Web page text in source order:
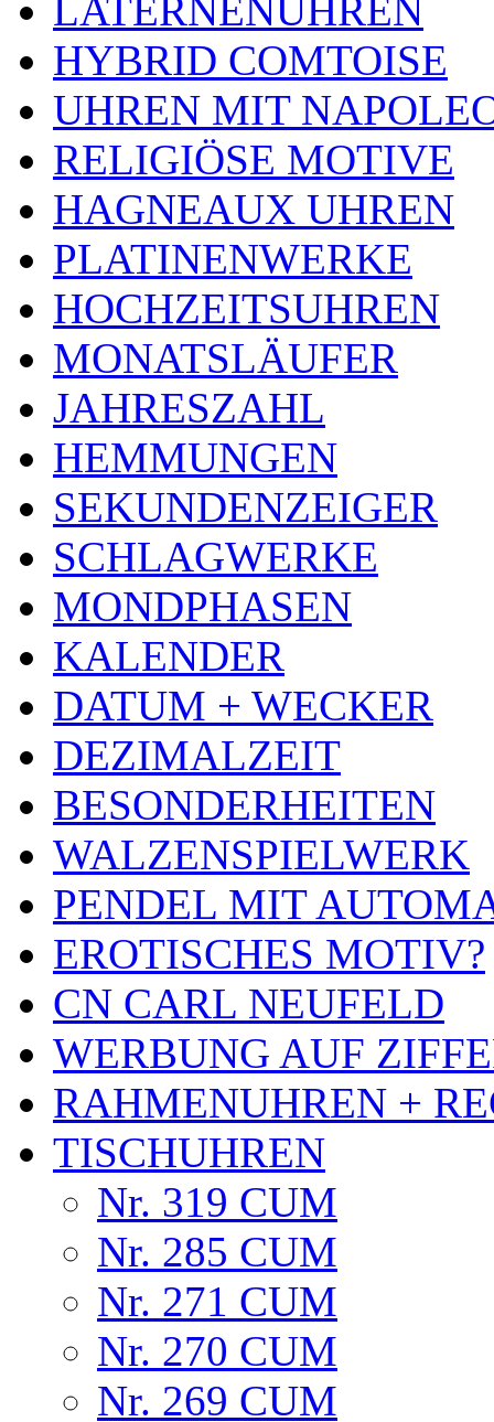
LATERNENUHREN
HYBRID COMTOISE
UHREN MIT
RELIGIÖSE MOTIVE
HAGNEAUX UHREN
PLATINENWERKE
HOCHZEITSUHREN
MONATSLÄUFER
JAHRESZAHL
HEMMUNGEN
SEKUNDENZEIGER
SCHLAGWERKE
MONDPHASEN
KALENDER
DATUM + WECKER
DEZIMALZEIT
BESONDERHEITEN
WALZENSPIELWERK
PENDEL MIT
EROTISCHES MOTIV?
CN CARL NEUFELD
WERBUNG AUF
RAHMENUHREN +
TISCHUHREN
Nr. 319 CUM
Nr. 285 CUM
Nr. 271 CUM
Nr. 270 CUM
Nr. 269 CUM